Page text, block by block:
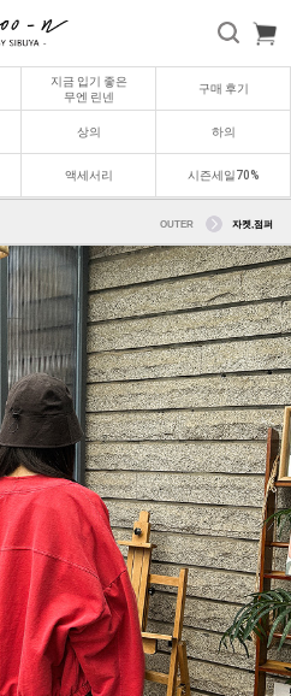
지금 입기 좋은
무엔 린넨
구매 후기
상의 하의
액세서리 시즌세일70%
OUTER 자켓,점퍼